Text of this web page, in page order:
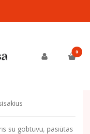
0
DŽEMPERIS
su gobtuvu, pasiūtas